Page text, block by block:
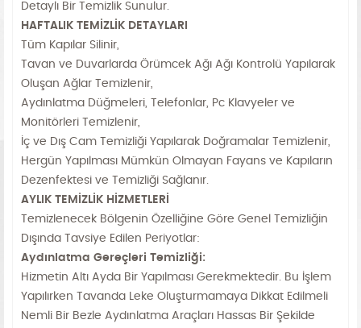
Detaylı Bir Temizlik Sunulur.
HAFTALIK TEMİZLİK DETAYLARI
Tüm Kapılar Silinir,
Tavan ve Duvarlarda Örümcek Ağı Ağı Kontrolü Yapılarak
Oluşan Ağlar Temizlenir,
Aydınlatma Düğmeleri, Telefonlar, Pc Klavyeler ve
Monitörleri Temizlenir,
İç ve Dış Cam Temizliği Yapılarak Doğramalar Temizlenir,
Hergün Yapılması Mümkün Olmayan Fayans ve Kapıların
Dezenfektesi ve Temizliği Sağlanır.
AYLIK TEMİZLİK HİZMETLERİ
Temizlenecek Bölgenin Özelliğine Göre Genel Temizliğin
Dışında Tavsiye Edilen Periyotlar:
Aydınlatma Gereçleri Temizliği:
Hizmetin Altı Ayda Bir Yapılması Gerekmektedir. Bu İşlem
Yapılırken Tavanda Leke Oluşturmamaya Dikkat Edilmeli
Nemli Bir Bezle Aydınlatma Araçları Hassas Bir Şekilde